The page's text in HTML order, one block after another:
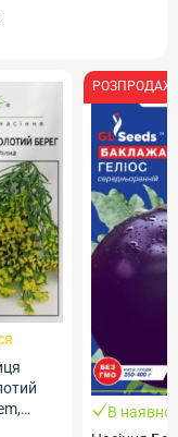
РОЗПРОДАЖ
В